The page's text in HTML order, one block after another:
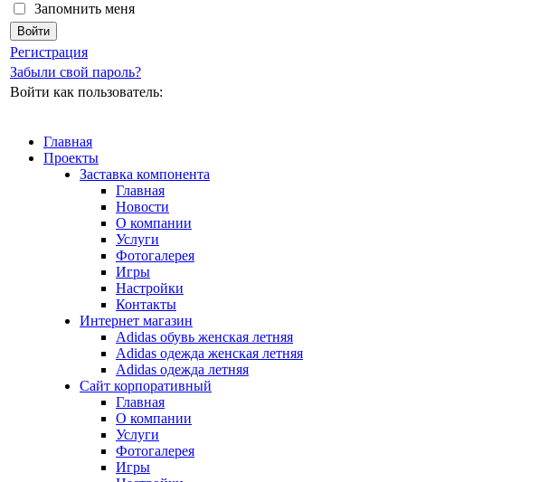
Запомнить меня
Регистрация
Забыли свой пароль?
Войти как пользователь:
Главная
Проекты
Заставка компонента
Главная
Новости
О компании
Услуги
Фотогалерея
Игры
Наcтройки
Контакты
Интернет магазин
Adidas обувь женская летняя
Adidas одежда женская летняя
Adidas одежда летняя
Сайт корпоративный
Главная
О компании
Услуги
Фотогалерея
Игры